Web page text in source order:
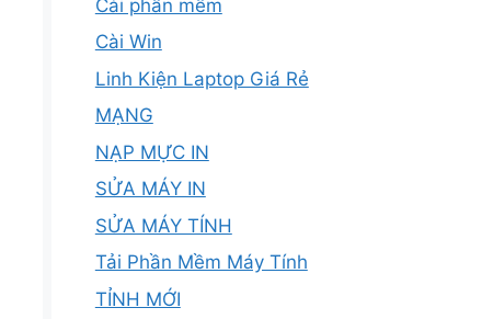
Cài phần mềm
Cài Win
Linh Kiện Laptop Giá Rẻ
MẠNG
NẠP MỰC IN
SỬA MÁY IN
SỬA MÁY TÍNH
Tải Phần Mềm Máy Tính
TỈNH MỚI